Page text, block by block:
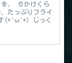
、 ６かけくら
たっぷりフライ
す(*'ω'*) じっく